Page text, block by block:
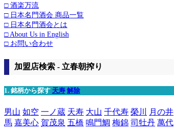
□ 酒楽万流
□ 日本名門酒会 商品一覧
□ 日本名門酒会とは
□ About Us in English
□ お問い合わせ
加盟店検索 - 立春朝搾り
1. 銘柄から探す 天寿 解除
男山 如空 一ノ蔵 天寿 大山 千代寿 榮川 月の井
馬 嘉美心 賀茂泉 五橋 鳴門鯛 梅錦 司牡丹 萬代